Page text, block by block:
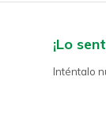
¡Lo
Inténtalo